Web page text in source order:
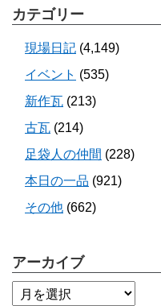
カテゴリー
現場日記 (4,149)
イベント (535)
新作瓦 (213)
古瓦 (214)
足袋人の仲間 (228)
本日の一品 (921)
その他 (662)
アーカイブ